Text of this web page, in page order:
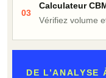
03
Calculateur
Vérifiez volume
DE L’ANALYSE